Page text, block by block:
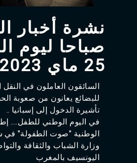
Fès 98.8 Hz
Meknès 97.2 Hz
El Jadida 97.3
Settat 104,6
Chefchaouen 106.4
Essaouira 96.6
Safi 92.3
Taza 103.0
Taounate 95.6
Tiznit 103.1
SkhourRhamna 92.2
Taroudant 104.9
Guelmim 91.9
Tan-Tan 95.2
Tafraout 104.9
نشرة أخبار
صباحا ليوم
25 ماي 2023‎‎
السائقون العاملون في النقل
للبضائع يعانون من صعوبة
تأشيرة الدخول إلى إسبانيا ..
في اليوم الوطني للطفل....
الوطنية "صوت الطفولة" في
وزارة الشباب والثقافة
اليونسيف بالمغرب